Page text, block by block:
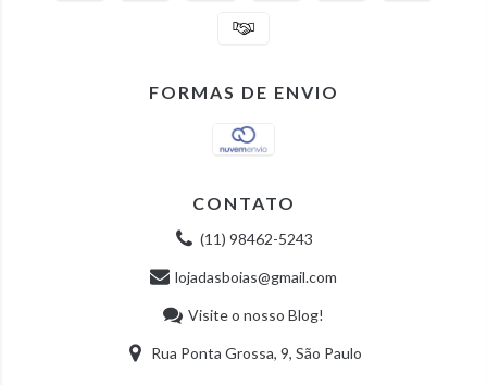
FORMAS DE ENVIO
CONTATO
(11) 98462-5243
lojadasboias@gmail.com
Visite o nosso Blog!
Rua Ponta Grossa, 9, São Paulo